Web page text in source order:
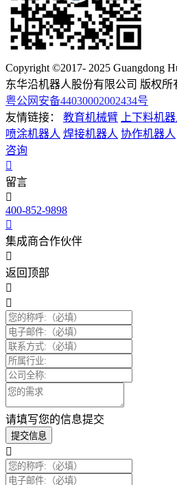
Copyright ©2017- 2025 Guangdong
东华沿机器人股份有限公司 版权
粤公网安备44030002002434号
友情链接：
教育机械臂 上下料机
喷涂机器人 焊接机器人 协作机器人
咨询
留言
400-852-9898
集成商合作伙伴
返回顶部
请填写您的信息提交
提交信息